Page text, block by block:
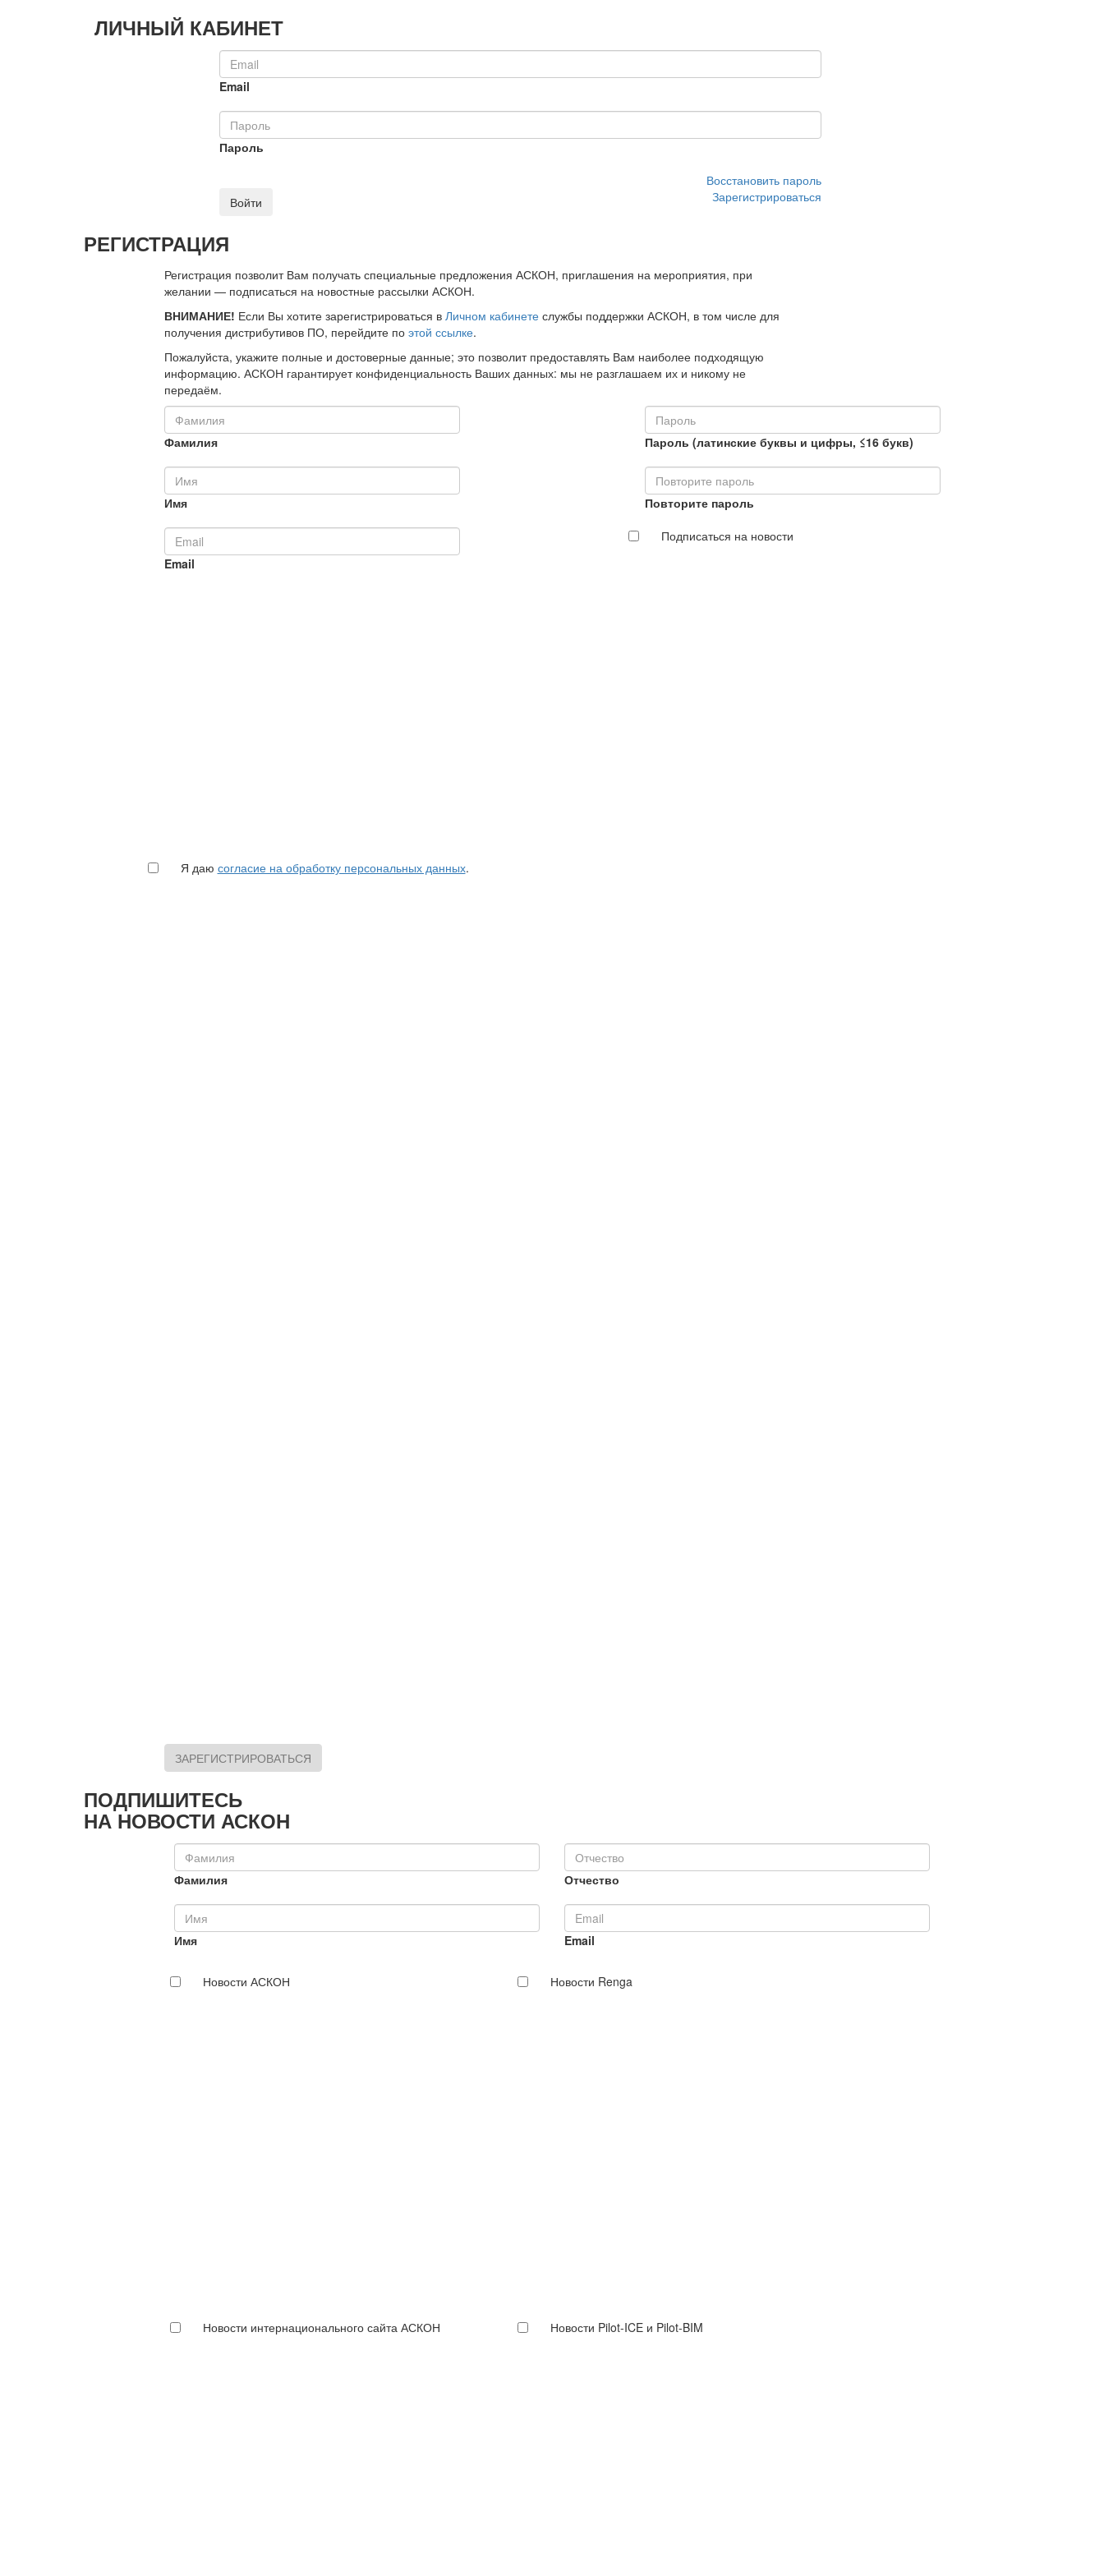
ЛИЧНЫЙ КАБИНЕТ
Email
Пароль
Восстановить пароль
Войти
Зарегистрироваться
РЕГИСТРАЦИЯ
Регистрация позволит Вам получать специальные предложения АСКОН, приглашения на мероприятия, при
желании — подписаться на новостные рассылки АСКОН.
ВНИМАНИЕ! Если Вы хотите зарегистрироваться в Личном кабинетеслужбы поддержки АСКОН, в том числе для
получения дистрибутивов ПО, перейдите по этой ссылке.
Пожалуйста, укажите полные и достоверные данные; это позволит предоставлять Вам наиболее подходящую
информацию. АСКОН гарантирует конфиденциальность Ваших данных: мы не разглашаем их и никому не
передаём.
Фамилия
Имя
Email
Пароль (латинские буквы и цифры, ≤16 букв)
Повторите пароль
Подписаться на новости
Я даю согласие на обработку персональных данных.
ЗАРЕГИСТРИРОВАТЬСЯ
ПОДПИШИТЕСЬ
НА НОВОСТИ АСКОН
Фамилия
Имя
Отчество
Email
Новости АСКОН
Новости интернационального сайта АСКОН
Новости Renga
Новости Pilot-ICE и Pilot-BIM